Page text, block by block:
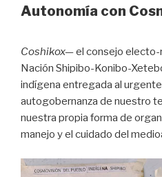
Autonomía con
Coshikox—el consejo
Nación Shipibo-Konibo-
indígena entregada al
autogobernanza de nuestro
nuestra propia forma de
manejo y el cuidado del